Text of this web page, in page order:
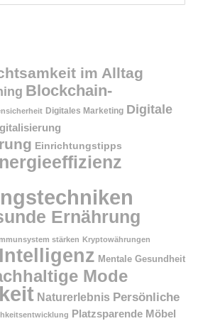
im Alltag
Blockchain-
Digitales Marketing Digitale
Einrichtungstipps
Ernährung
stärken Kryptowährungen
Mentale Gesundheit
Mode
Naturerlebnis Persönliche
Platzsparende Möbel